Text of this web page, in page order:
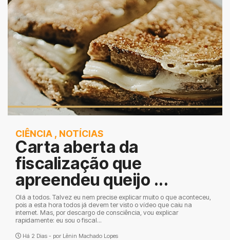
CIÊNCIA , NOTÍCIAS
Carta aberta da
fiscalização que
apreendeu queijo ...
Olá a todos. Talvez eu nem precise explicar muito o que aconteceu,
pois a esta hora todos já devem ter visto o vídeo que caiu na
internet. Mas, por descargo de consciência, vou explicar
rapidamente: eu sou o fiscal...
Há 2 Dias - por Lênin Machado Lopes